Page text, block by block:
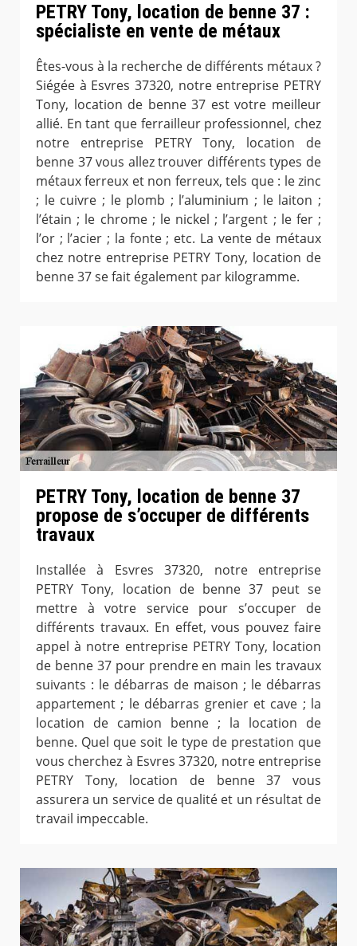
PETRY Tony, location de benne 37 :
spécialiste en vente de métaux
Êtes-vous à la recherche de différents métaux ?
Siégée à Esvres 37320, notre entreprise PETRY
Tony, location de benne 37 est votre meilleur
allié. En tant que ferrailleur professionnel, chez
notre entreprise PETRY Tony, location de
benne 37 vous allez trouver différents types de
métaux ferreux et non ferreux, tels que : le zinc
; le cuivre ; le plomb ; l’aluminium ; le laiton ;
l’étain ; le chrome ; le nickel ; l’argent ; le fer ;
l’or ; l’acier ; la fonte ; etc. La vente de métaux
chez notre entreprise PETRY Tony, location de
benne 37 se fait également par kilogramme.
PETRY Tony, location de benne 37
propose de s’occuper de différents
travaux
Installée à Esvres 37320, notre entreprise
PETRY Tony, location de benne 37 peut se
mettre à votre service pour s’occuper de
différents travaux. En effet, vous pouvez faire
appel à notre entreprise PETRY Tony, location
de benne 37 pour prendre en main les travaux
suivants : le débarras de maison ; le débarras
appartement ; le débarras grenier et cave ; la
location de camion benne ; la location de
benne. Quel que soit le type de prestation que
vous cherchez à Esvres 37320, notre entreprise
PETRY Tony, location de benne 37 vous
assurera un service de qualité et un résultat de
travail impeccable.